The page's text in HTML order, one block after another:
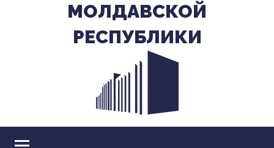
МОЛДАВСКОЙ
РЕСПУБЛИКИ